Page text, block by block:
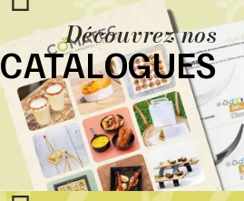
Découvrez nos
CATALOGUES